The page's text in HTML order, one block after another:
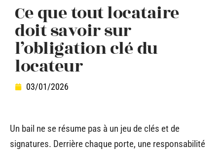
Ce que tout locataire
doit savoir sur
l’obligation clé du
locateur
03/01/2026
Un bail ne se résume pas à un jeu de clés et de
signatures. Derrière chaque porte, une responsabilité